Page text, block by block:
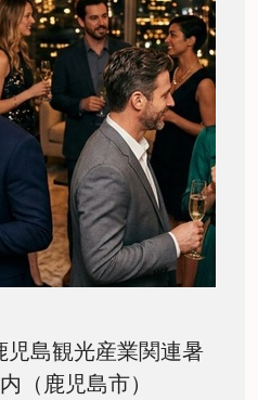
島観光産業関連暑
（鹿児島市）